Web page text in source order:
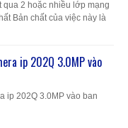
qua 2 hoặc nhiều lớp mạng
Bản chất của việc này là
ip 202Q 3.0MP vào
ip 202Q 3.0MP vào ban